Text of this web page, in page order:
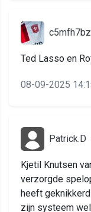
Ted Lasso en
08-09-2025
Patrick.D
Kjetil Knutsen
verzorgde
heeft
zijn systeem